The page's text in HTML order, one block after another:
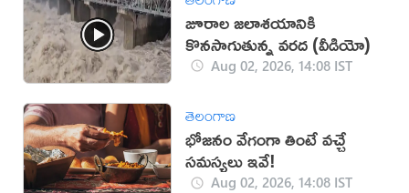
జూరాల జలాశయానికి
కొనసాగుతున్న వరద (వీడియో)
Aug 02, 2026, 14:08 IST
తెలంగాణ
భోజనం వేగంగా తింటే వచ్చే
సమస్యలు ఇవే!
Aug 02, 2026, 14:08 IST